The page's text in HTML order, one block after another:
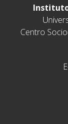
Centro